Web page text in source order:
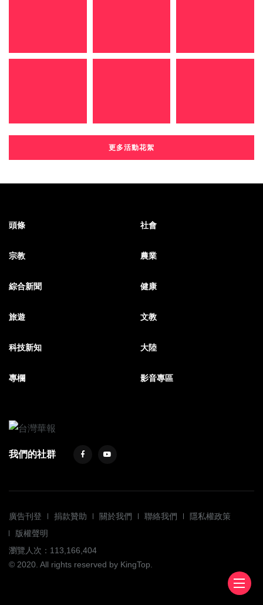
更多活動花絮
頭條 社會
宗教 農業
綜合新聞 健康
旅遊 文教
科技新知 大陸
專欄 影音專區
我們的社群
廣告刊登 捐款贊助 關於我們 聯絡我們
隱私權政策
版權聲明
瀏覽人次：113,166,404
© 2020. All rights reserved by KingTop.